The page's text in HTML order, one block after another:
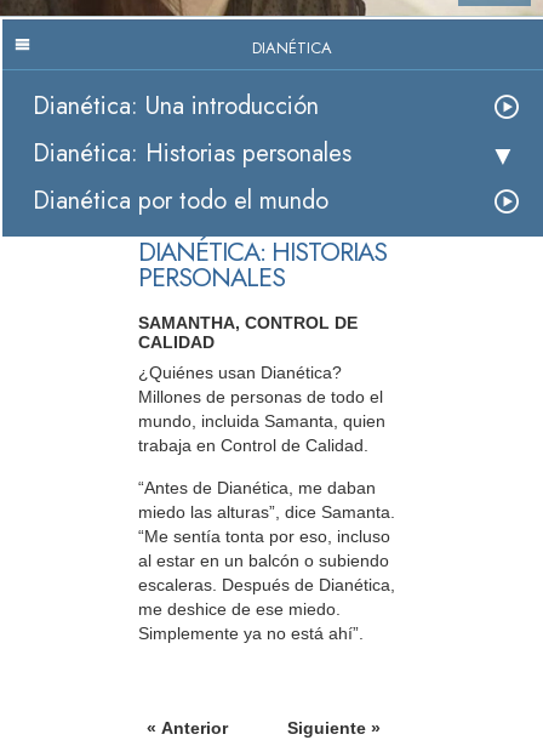
DIANÉTICA
Dianética: Una introducción
Dianética: Historias personales
Dianética por todo el mundo
DIANÉTICA: HISTORIAS
PERSONALES
SAMANTHA, CONTROL DE
CALIDAD
¿Quiénes usan Dianética?
Millones de personas de todo el
mundo, incluida Samanta, quien
trabaja en Control de Calidad.
“Antes de Dianética, me daban
miedo las alturas”, dice Samanta.
“Me sentía tonta por eso, incluso
al estar en un balcón o subiendo
escaleras. Después de Dianética,
me deshice de ese miedo.
Simplemente ya no está ahí”.
« Anterior Siguiente »